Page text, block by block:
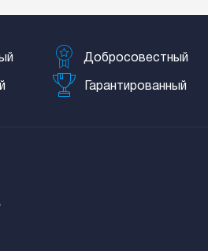
Добросовестный
Гарантированный